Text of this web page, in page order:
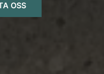
OSS